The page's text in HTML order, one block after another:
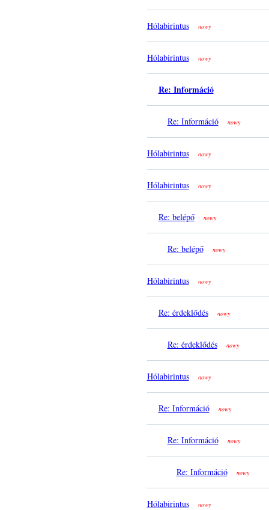
Hólabirintus nowy
Hólabirintus nowy
Re: Információ
Re: Információ nowy
Hólabirintus nowy
Hólabirintus nowy
Re: belépő nowy
Re: belépő nowy
Hólabirintus nowy
Re: érdeklődés nowy
Re: érdeklődés nowy
Hólabirintus nowy
Re: Információ nowy
Re: Információ nowy
Re: Információ nowy
Hólabirintus nowy